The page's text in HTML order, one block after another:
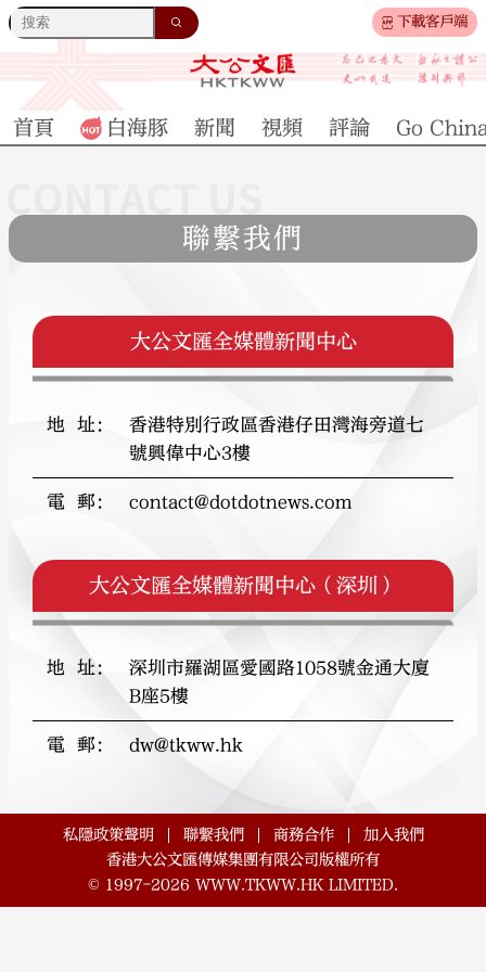
下載客戶端
大公文匯
首頁 白海豚 新聞 視頻 評論 Go
聯繫我們
大公文匯全媒體新聞中心
地址 ：
香港特別行政區香港仔田灣海旁道七
號興偉中心3樓
電郵 ： contact@dotdotnews.com
大公文匯全媒體新聞中心（深圳）
地址：
深圳市羅湖區愛國路1058號金通大廈
B座5樓
電郵 ： dw@tkww.hk
私隱政策聲明 聯繫我們 商務合作
加入我們
香港大公文匯傳媒集團有限公司版權所有
© 1997-2026 WWW.TKWW.HK LIMITED.